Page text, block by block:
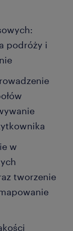
podróży i
w
tworzenie